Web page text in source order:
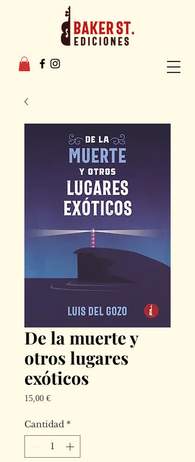
De la muerte y
otros lugares
exóticos
15,00 €Precio
Cantidad *